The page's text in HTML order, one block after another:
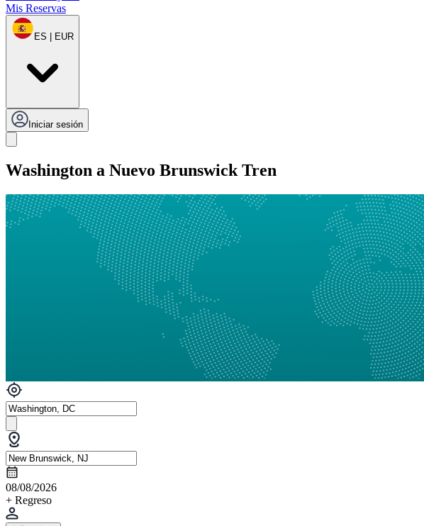
Mis Reservas
ES | EUR
Iniciar sesión
Washington a Nuevo Brunswick Tren
08/08/2026
+ Regreso